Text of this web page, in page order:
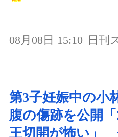
08月08日 15:10 日刊
第3子妊娠中の小
腹の傷跡を公開
王切開が怖い」